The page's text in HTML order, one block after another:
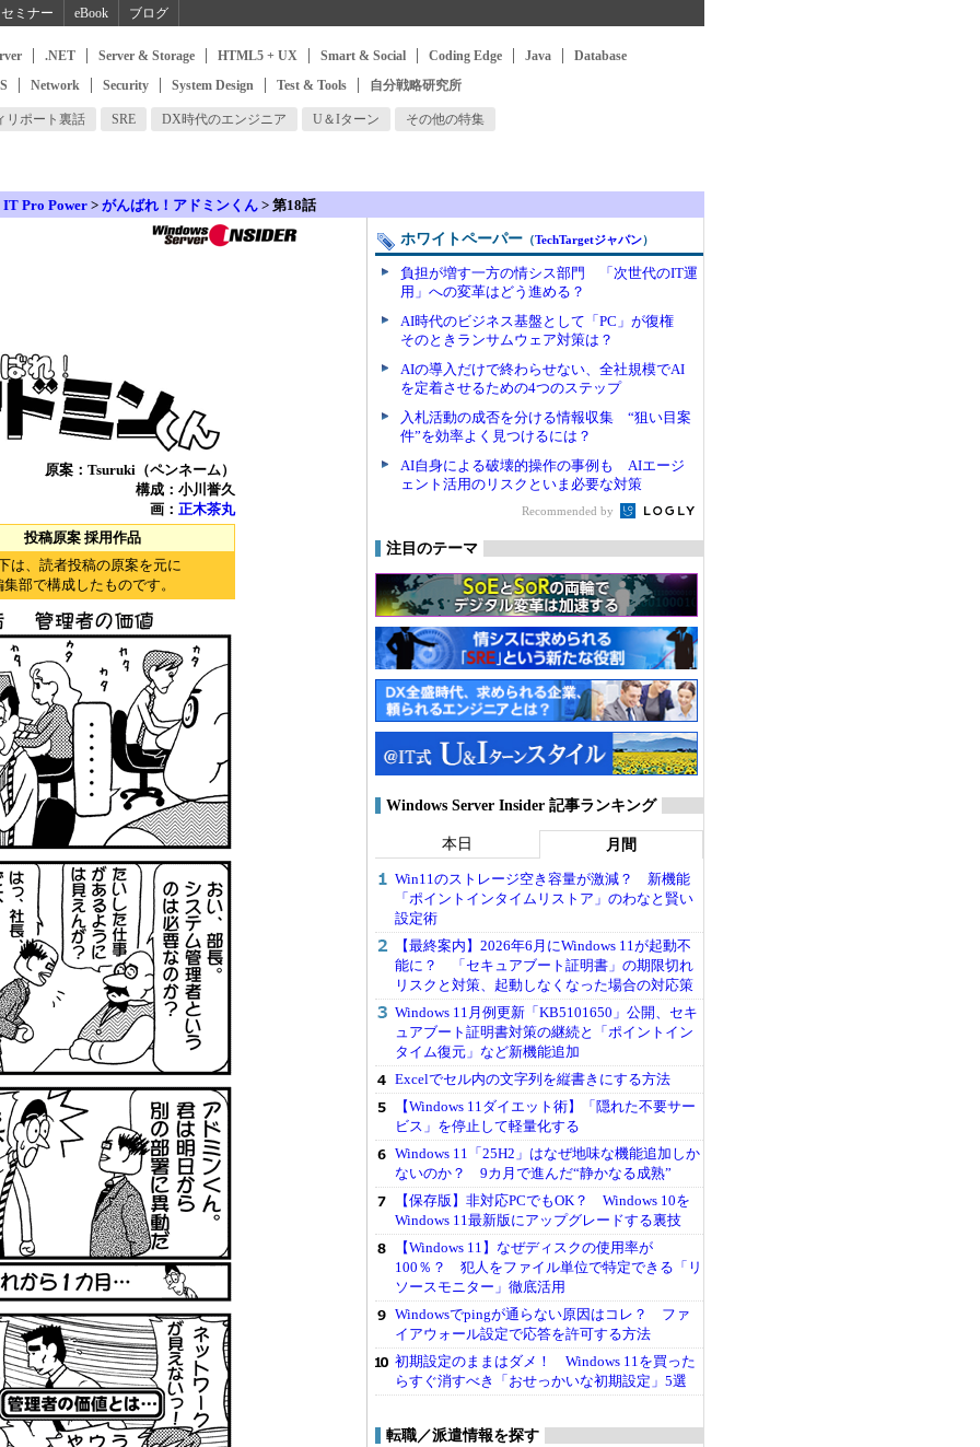
セミナー eBook ブログ
.NET Server & Storage HTML5 + UX Smart & Social Coding Edge Java
Database
Network Security System Design Test & Tools 自分戦略研究所
リポート裏話 SRE DX時代のエンジニア U＆Iターン その他の特集
IT Pro Power > がんばれ！アドミンくん > 第18話
原案：Tsuruki（ペンネーム）
構成：小川誉久
画： 正木茶丸
投稿原案 採用作品
は、読者投稿の原案を元に
集部で構成したものです。
ホワイトペーパー （TechTargetジャパン）
負担が増す一方の情シス部門 「次世代のIT運
用」への変革はどう進める？
AI時代のビジネス基盤として「PC」が復権
そのときランサムウェア対策は？
AIの導入だけで終わらせない、全社規模でAI
を定着させるための4つのステップ
入札活動の成否を分ける情報収集 “狙い目案
件”を効率よく見つけるには？
AI自身による破壊的操作の事例も AIエージ
ェント活用のリスクといま必要な対策
Recommended by
注目のテーマ
Windows Server Insider 記事ランキング
本日 月間
Win11のストレージ空き容量が激減？ 新機能
「ポイントインタイムリストア」のわなと賢い
設定術
【最終案内】2026年6月にWindows 11が起動不
能に？ 「セキュアブート証明書」の期限切れ
リスクと対策、起動しなくなった場合の対応策
Windows 11月例更新「KB5101650」公開、セキ
ュアブート証明書対策の継続と「ポイントイン
タイム復元」など新機能追加
Excelでセル内の文字列を縦書きにする方法
【Windows 11ダイエット術】「隠れた不要サー
ビス」を停止して軽量化する
Windows 11「25H2」はなぜ地味な機能追加しか
ないのか？ 9カ月で進んだ“静かなる成熟”
【保存版】非対応PCでもOK？ Windows 10を
Windows 11最新版にアップグレードする裏技
【Windows 11】なぜディスクの使用率が
100％？ 犯人をファイル単位で特定できる「リ
ソースモニター」徹底活用
Windowsでpingが通らない原因はコレ？ ファ
イアウォール設定で応答を許可する方法
初期設定のままはダメ！ Windows 11を買った
らすぐ消すべき「おせっかいな初期設定」5選
転職／派遣情報を探す